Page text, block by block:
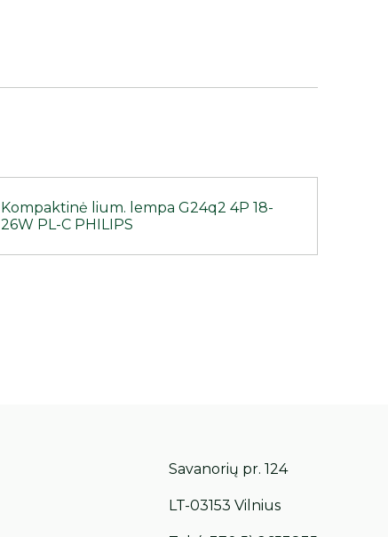
Kompaktinė lium. lempa G24q2 4P 18-
26W PL-C PHILIPS
Savanorių pr. 124
LT-03153 Vilnius